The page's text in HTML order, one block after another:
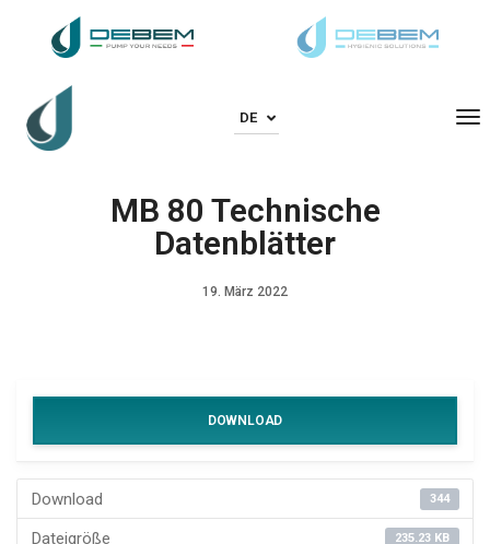
DE
MB 80 Technische
Datenblätter
19. März 2022
DOWNLOAD
Download 344
Dateigröße 235.23 KB